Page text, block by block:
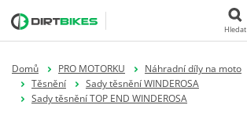
Hledat
Domů PRO MOTORKU Náhradní díly na moto
Těsnění
Sady těsnění WINDEROSA
Sady těsnění TOP END WINDEROSA